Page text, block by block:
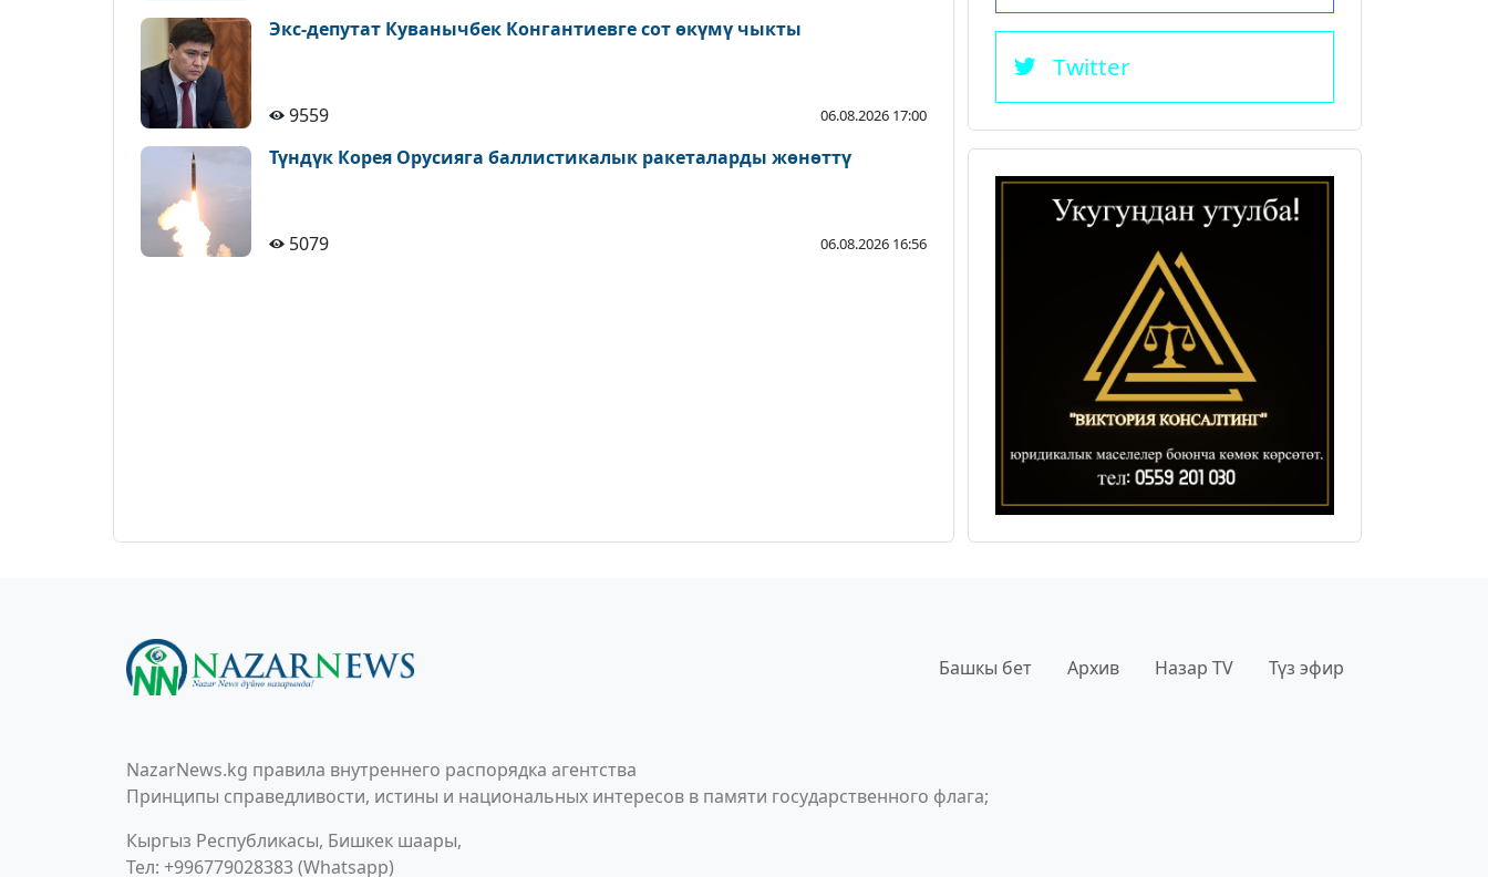
Экс-депутат Куванычбек Конгантиевге сот өкүмү чыкты
9559 06.08.2026 17:00
Түндүк Корея Орусияга баллистикалык ракеталарды жөнөттү
5079 06.08.2026 16:56
Twitter
Башкы бет Архив Назар TV Түз эфир
NazarNews.kg правила внутреннего распорядка агентства
Принципы справедливости, истины и национальных интересов в памяти государственного флага;
Кыргыз Республикасы, Бишкек шаары,
Тел: +996779028383 (Whatsapp)